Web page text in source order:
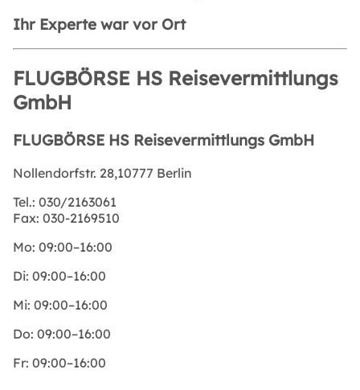
Ihr Experte war vor Ort
FLUGBÖRSE HS Reisevermittlungs
GmbH
FLUGBÖRSE HS Reisevermittlungs GmbH
Nollendorfstr. 28,10777 Berlin
Tel.: 030/2163061
Fax: 030-2169510
Mo: 09:00–16:00
Di: 09:00–16:00
Mi: 09:00–16:00
Do: 09:00–16:00
Fr: 09:00–16:00